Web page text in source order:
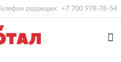
Телефон редакции: +7 700 978-78-54